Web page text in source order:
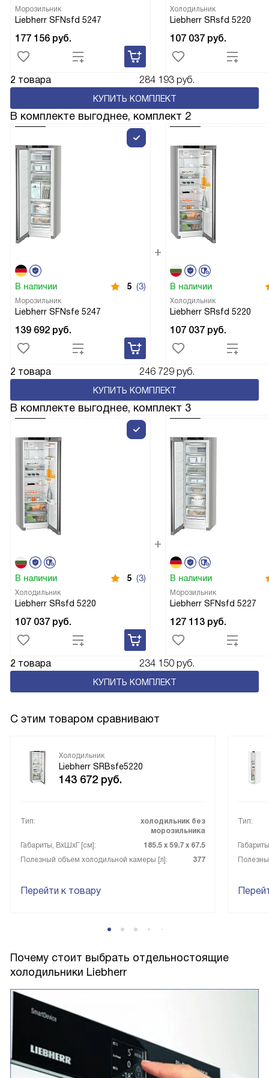
Морозильник
Liebherr SFNsfd 5247
177 156 руб.
Холодильник
Liebherr SRsfd 5220
107 037 руб.
2 товара 284 193 руб.
КУПИТЬ КОМПЛЕКТ
В комплекте выгоднее, комплект 2
В наличии 5 (3)
Морозильник
Liebherr SFNsfe 5247
139 692 руб.
В наличии
Холодильник
Liebherr SRsfd 5220
107 037 руб.
2 товара 246 729 руб.
КУПИТЬ КОМПЛЕКТ
В комплекте выгоднее, комплект 3
В наличии 5 (3)
Холодильник
Liebherr SRsfd 5220
107 037 руб.
В наличии
Морозильник
Liebherr SFNsfd 5227
127 113 руб.
2 товара 234 150 руб.
КУПИТЬ КОМПЛЕКТ
С этим товаром сравнивают
Холодильник
Liebherr SRBsfe5220
143 672 руб.
Тип:
холодильник без
морозильника
Габариты, ВxШxГ [см]:
185.5 х 59.7 х 67.5
Полезный объем холодильной камеры [л]:
377
Перейти к товару
Тип:
Почему стоит выбрать отдельностоящие
холодильники Liebherr